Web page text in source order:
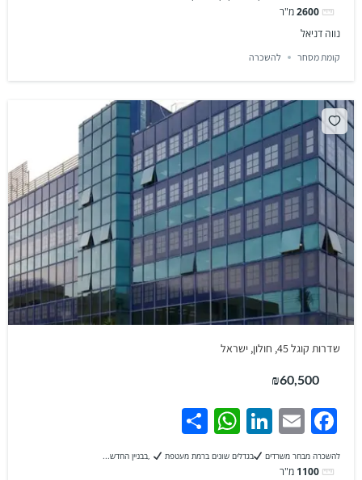
2600מ"ר
נווה דניאל
קומת מסחר להשכרה
שדרות קוגל 45, חולון, ישראל
₪60,500
Facebook
Email
LinkedIn
WhatsApp
Share
להשכרה מבחר משרדים בגדלים שונים ברמת מעטפת ,בבניין החדש...
1100מ"ר